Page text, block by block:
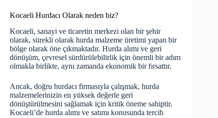
Kocaeli Hurdacı Olarak neden biz?
Kocaeli, sanayi ve ticaretin merkezi olan bir şehir
olarak, sürekli olarak hurda malzeme üretimi yapan bir
bölge olarak öne çıkmaktadır. Hurda alımı ve geri
dönüşüm, çevresel sürdürülebilirlik için önemli bir adım
olmakla birlikte, aynı zamanda ekonomik bir fırsattır.
Ancak, doğru hurdacı firmasıyla çalışmak, hurda
malzemelerinizin en yüksek değerle geri
dönüştürülmesini sağlamak için kritik öneme sahiptir.
Kocaeli’de hurda alımı ve satımı konusunda tercih